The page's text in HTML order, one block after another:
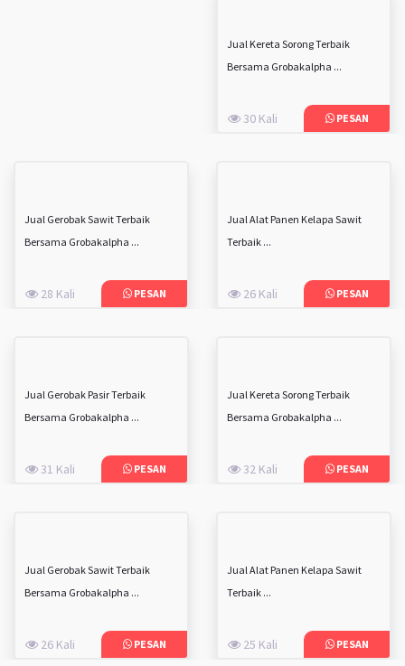
Jual Kereta Sorong Terbaik
Bersama Grobakalpha ...
30 Kali PESAN
Jual Gerobak Sawit Terbaik
Bersama Grobakalpha ...
28 Kali PESAN
Jual Alat Panen Kelapa Sawit
Terbaik ...
26 Kali PESAN
Jual Gerobak Pasir Terbaik
Bersama Grobakalpha ...
31 Kali PESAN
Jual Kereta Sorong Terbaik
Bersama Grobakalpha ...
32 Kali PESAN
Jual Gerobak Sawit Terbaik
Bersama Grobakalpha ...
26 Kali PESAN
Jual Alat Panen Kelapa Sawit
Terbaik ...
25 Kali PESAN